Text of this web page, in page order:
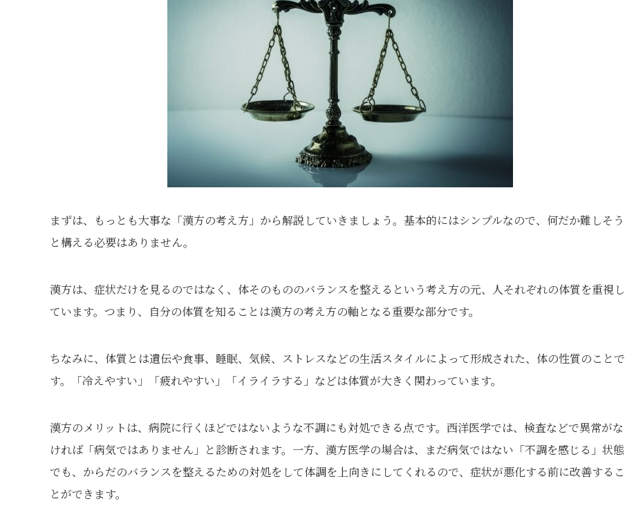
まずは、もっとも大事な「漢方の考え方」から解説していきましょう。基本的にはシンプルなので、何だか難しそう
と構える必要はありません。
漢方は、症状だけを見るのではなく、体そのもののバランスを整えるという考え方の元、人それぞれの体質を重視し
ています。つまり、自分の体質を知ることは漢方の考え方の軸となる重要な部分です。
ちなみに、体質とは遺伝や食事、睡眠、気候、ストレスなどの生活スタイルによって形成された、体の性質のことで
す。「冷えやすい」「疲れやすい」「イライラする」などは体質が大きく関わっています。
漢方のメリットは、病院に行くほどではないような不調にも対処できる点です。西洋医学では、検査などで異常がな
ければ「病気ではありません」と診断されます。一方、漢方医学の場合は、まだ病気ではない「不調を感じる」状態
でも、からだのバランスを整えるための対処をして体調を上向きにしてくれるので、症状が悪化する前に改善するこ
とができます。